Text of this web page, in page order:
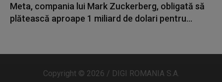
Meta, compania lui Mark Zuckerberg, obligată să
plătească aproape 1 miliard de dolari pentru...
Copyright © 2026 / DIGI ROMANIA S.A.